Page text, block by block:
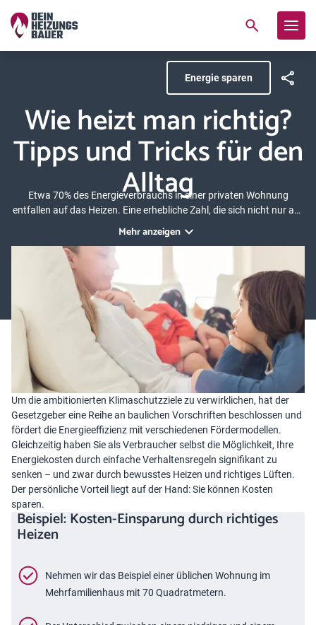
Energie sparen
Wie heizt man richtig?
Tipps und Tricks für den
Alltag
Etwa 70% des Energieverbrauchs in einer privaten Wohnung
entfallen auf das Heizen. Eine erhebliche Zahl, die sich nicht nur auf
Emissionen. Wie heizt man richtig: In unserem Ratgeber
beschäftigen wir uns mit genau diesem Thema. Wir zeigen Ihnen
anhand praktischer und alltäglicher Beispiele, worauf es bei Ihrer
Heizung ankommt und wie Sie Heizkosten senken können. Wir
erklären, wie Sie im Winter richtig heizen und geben praktische
Tipps zur Vermeidung von Schimmelbildung durch cleveres Heizen
und Lüften.
Mehr anzeigen
Um die ambitionierten Klimaschutzziele zu verwirklichen, hat der
Gesetzgeber eine Reihe an baulichen Vorschriften beschlossen und
fördert die Energieeffizienz mit verschiedenen Fördermodellen.
Gleichzeitig haben Sie als Verbraucher selbst die Möglichkeit, Ihre
Energiekosten durch einfache Verhaltensregeln signifikant zu
senken – und zwar durch bewusstes Heizen und richtiges Lüften.
Der persönliche Vorteil liegt auf der Hand: Sie können Kosten
sparen.
Beispiel: Kosten-Einsparung durch richtiges
Heizen
Nehmen wir das Beispiel einer üblichen Wohnung im
Mehrfamilienhaus mit 70 Quadratmetern.